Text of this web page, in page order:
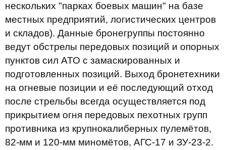
нескольких "парках боевых машин" на базе
местных предприятий, логистических центров
и складов). Данные бронегруппы постоянно
ведут обстрелы передовых позиций и опорных
пунктов сил АТО с замаскированных и
подготовленных позиций. Выход бронетехники
на огневые позиции и её последующий отход
после стрельбы всегда осуществляется под
прикрытием огня передовых пехотных групп
противника из крупнокалиберных пулемётов,
82-мм и 120-мм миномётов, АГС-17 и ЗУ-23-2.